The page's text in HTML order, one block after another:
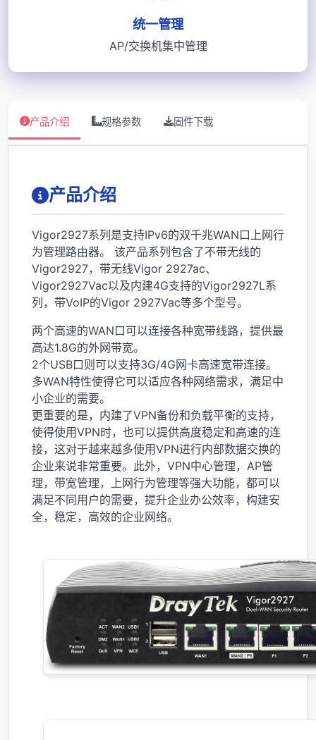
统一管理
AP/交换机集中管理
产品介绍 规格参数 固件下载
产品介绍
Vigor2927系列是支持IPv6的双千兆WAN口上网行
为管理路由器。 该产品系列包含了不带无线的
Vigor2927，带无线Vigor 2927ac、
Vigor2927Vac以及内建4G支持的Vigor2927L系
列，带VoIP的Vigor 2927Vac等多个型号。
两个高速的WAN口可以连接各种宽带线路，提供最
高达1.8G的外网带宽。
2个USB口则可以支持3G/4G网卡高速宽带连接。
多WAN特性使得它可以适应各种网络需求，满足中
小企业的需要。
更重要的是，内建了VPN备份和负载平衡的支持，
使得使用VPN时，也可以提供高度稳定和高速的连
接，这对于越来越多使用VPN进行内部数据交换的
企业来说非常重要。此外，VPN中心管理，AP管
理，带宽管理，上网行为管理等强大功能，都可以
满足不同用户的需要，提升企业办公效率，构建安
全，稳定，高效的企业网络。